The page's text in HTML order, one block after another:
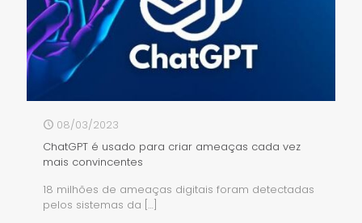
08/03/2023
ChatGPT é usado para criar ameaças cada vez
mais convincentes
18 milhões de ameaças digitais foram detectadas
pelos sistemas da […]